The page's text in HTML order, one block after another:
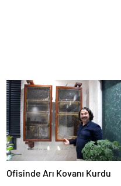
Ofisinde Arı Kovanı Kurdu